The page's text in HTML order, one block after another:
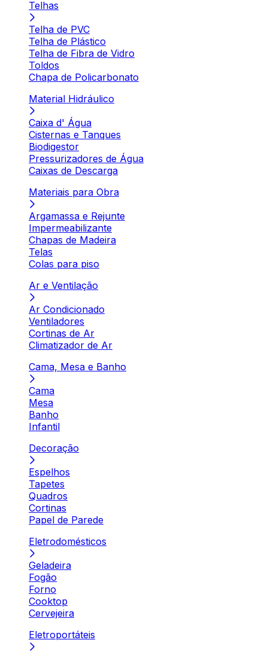
Telhas
Telha de PVC
Telha de Plástico
Telha de Fibra de Vidro
Toldos
Chapa de Policarbonato
Material Hidráulico
Caixa d' Água
Cisternas e Tanques
Biodigestor
Pressurizadores de Água
Caixas de Descarga
Materiais para Obra
Argamassa e Rejunte
Impermeabilizante
Chapas de Madeira
Telas
Colas para piso
Ar e Ventilação
Ar Condicionado
Ventiladores
Cortinas de Ar
Climatizador de Ar
Cama, Mesa e Banho
Cama
Mesa
Banho
Infantil
Decoração
Espelhos
Tapetes
Quadros
Cortinas
Papel de Parede
Eletrodomésticos
Geladeira
Fogão
Forno
Cooktop
Cervejeira
Eletroportáteis